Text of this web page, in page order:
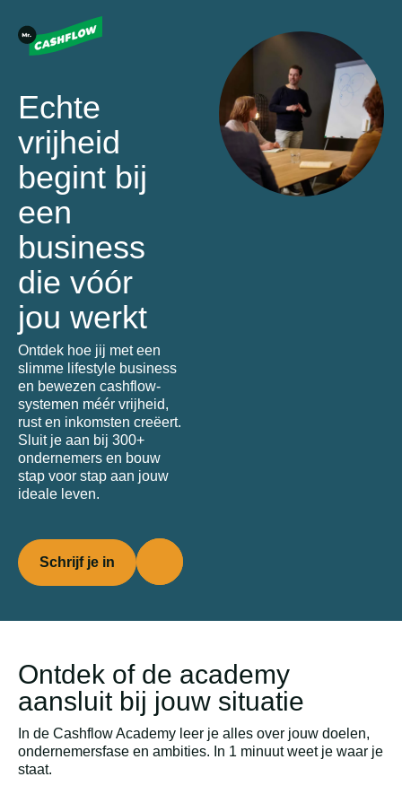
Echte
vrijheid
begint bij
een
business
die vóór
jou werkt
Ontdek hoe jij met een
slimme lifestyle business
en bewezen cashflow-
systemen méér vrijheid,
rust en inkomsten creëert.
Sluit je aan bij 300+
ondernemers en bouw
stap voor stap aan jouw
ideale leven.
Schrijf je in
Ontdek of de academy
aansluit bij jouw situatie
In de Cashflow Academy leer je alles over jouw doelen,
ondernemersfase en ambities. In 1 minuut weet je waar je
staat.